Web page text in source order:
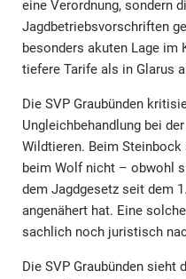
eine Verordnung, sondern
Jagdbetriebsvorschriften
besonders akuten Lage im
tiefere Tarife als in Glarus
Die SVP Graubünden
Ungleichbehandlung bei
Wildtieren. Beim
beim Wolf nicht – obwohl
dem Jagdgesetz seit dem
angenähert hat. Eine
sachlich noch juristisch
Die SVP Graubünden sieht